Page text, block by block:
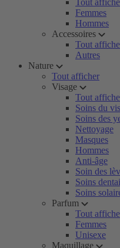
Tout
Femmes
Hommes
Accessoires
Tout
Autres
Nature
Tout afficher
Visage
Tout
Soins du
Soins des
Nettoyage
Masques
Hommes
Anti-âge
Soin des
Soins
Soins
Parfum
Tout
Femmes
Unisexe
Maquillage